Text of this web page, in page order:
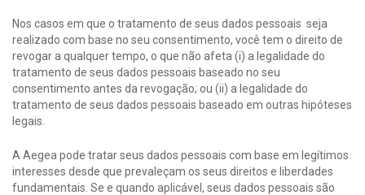
Nos casos em que o tratamento de seus dados pessoais seja
realizado com base no seu consentimento, você tem o direito de
revogar a qualquer tempo, o que não afeta (i) a legalidade do
tratamento de seus dados pessoais baseado no seu
consentimento antes da revogação; ou (ii) a legalidade do
tratamento de seus dados pessoais baseado em outras hipóteses
legais.
A Aegea pode tratar seus dados pessoais com base em legítimos
interesses desde que prevaleçam os seus direitos e liberdades
fundamentais. Se e quando aplicável, seus dados pessoais são